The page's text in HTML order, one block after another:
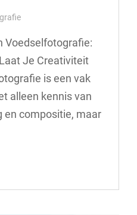
Voedselfotografie:
Je Creativiteit
is een vak
alleen kennis van
en compositie, maar